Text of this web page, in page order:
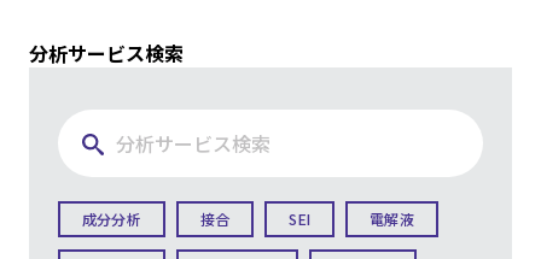
分析サービス検索
成分分析 接合 SEI 電解液